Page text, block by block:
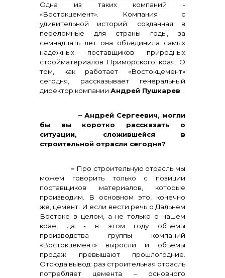
Контакты
Одна из таких компаний -
«Востокцемент». Компания с
удивительной историй: созданная в
переломные для страны годы, за
семнадцать лет она объединила самых
надежных поставщиков природных
стройматериалов Приморского края. О
том, как работает «Востокцемент»
сегодня, рассказывает генеральный
директор компании Андрей Пушкарев
– Андрей Сергеевич, могли
бы вы коротко рассказать о
ситуации, сложившейся в
строительной отрасли сегодня?
– Про строительную отрасль мы
можем говорить только с позиции
поставщиков материалов, которые
производим. В основном это, конечно
же, цемент. И если вести речь о Дальнем
Востоке в целом, а не только о нашем
крае, да - в этом году объёмы
производства группы компаний
«Востокцемент» выросли и объемы
продаж превышают прошлогодние.
Отсюда вывод: раз строительная отрасль
потребляет цемента – основного